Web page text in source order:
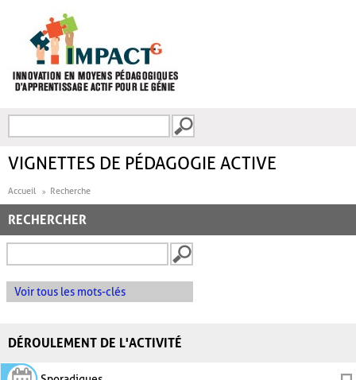
FORMULAIRE DE
VIGNETTES DE PÉDAGOGIE ACTIVE
Accueil Recherche
RECHERCHER
Voir tous les mots-clés
DÉROULEMENT DE L'ACTIVITÉ